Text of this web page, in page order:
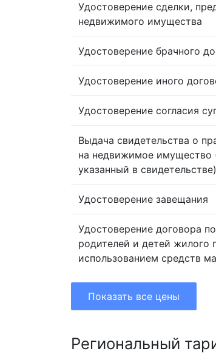
Удостоверение сделки,
недвижимого имущества
Удостоверение брачного
Удостоверение иного
Удостоверение согласия
Выдача свидетельства о
на недвижимое имущество
указанный в свидетельстве)
Удостоверение завещания
Удостоверение договора
родителей и детей жилого
использованием средств
Показать все цены
Региональный